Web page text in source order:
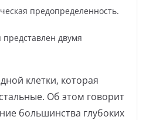
предопределенность.
двумя
клетки, которая
Об этом говорит
большинства глубоких